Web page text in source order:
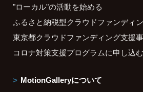
"ローカル"の活動を始める
ふるさと納税型クラウドファンディ
東京都クラウドファンディング支援
コロナ対策支援プログラムに申し込む
MotionGalleryについて